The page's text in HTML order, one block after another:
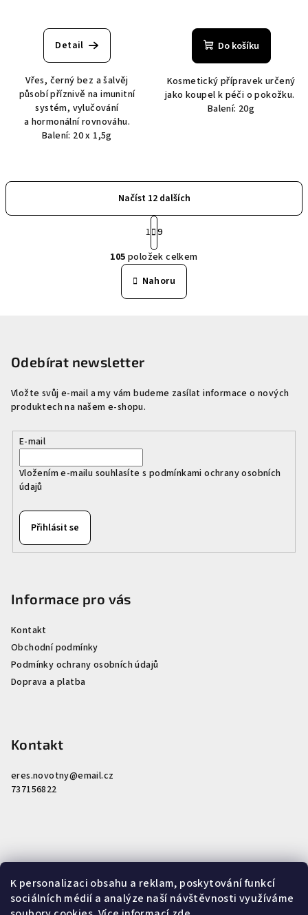
K personalizaci obsahu a reklam, poskytování funkcí
sociálních médií a analýze naší návštěvnosti využíváme
Detail
Vřes, černý bez a šalvěj
působí příznivě na imunitní
systém, vylučování
a hormonální rovnováhu.
Balení: 20 x 1,5g
Do košíku
Kosmetický přípravek určený
jako koupel k péči o pokožku.
Balení: 20g
O
v
l
á
r
y
ý
Načíst 12 dalších
S
t
r
á
n
k
o
1 9
105 položek celkem
Nahoru
Odebírat newsletter
Vložte svůj e-mail a my vám budeme zasílat informace o nových
produktech na našem e-shopu.
E-mail
Vložením e-mailu souhlasíte s podmínkami ochrany osobních
údajů
Přihlásit se
Informace pro vás
Kontakt
Obchodní podmínky
Podmínky ochrany osobních údajů
Doprava a platba
Kontakt
eres.novotny@email.cz
737156822
Nákupní košík